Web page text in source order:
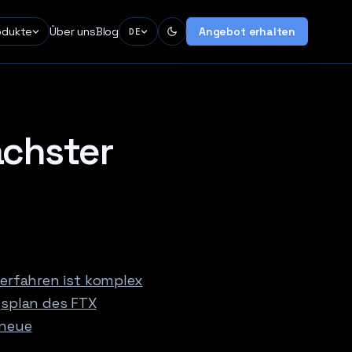
Über unsBlog DE Angebot erhalten
ist komplex
des FTX